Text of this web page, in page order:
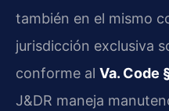
también en el mismo
jurisdicción exclusiva
conforme al Va. Code
J&DR maneja